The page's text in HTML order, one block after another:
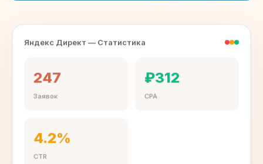
Яндекс Директ — Статистика
247
Заявок
₽312
CPA
4.2%
CTR